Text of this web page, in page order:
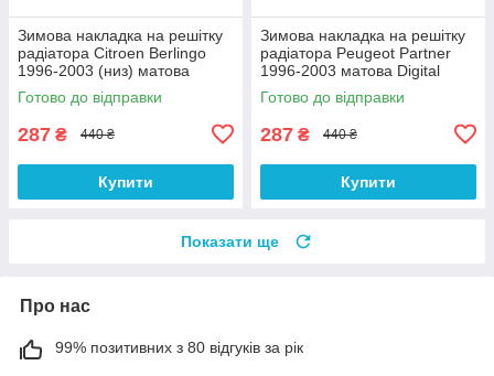
Зимова накладка на решітку
радіатора Citroen Berlingo
1996-2003 (низ) матова
Digital Designs
Готово до відправки
287 ₴ 440 ₴
Купити
Зимова накладка на решітку
радіатора Peugeot Partner
1996-2003 матова Digital
Designs
Готово до відправки
287 ₴ 440 ₴
Купити
Показати ще
Про нас
99% позитивних з 80 відгуків за рік